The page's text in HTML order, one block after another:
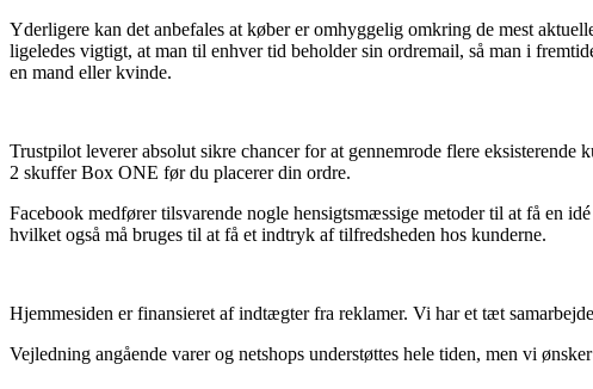
Yderligere kan det anbefales at køber er omhyggelig omkring de mest
ligeledes vigtigt, at man til enhver tid beholder sin ordremail, så man i
en mand eller kvinde.
Trustpilot leverer absolut sikre chancer for at gennemrode flere
2 skuffer Box ONE før du placerer din ordre.
Facebook medfører tilsvarende nogle hensigtsmæssige metoder til at få en
hvilket også må bruges til at få et indtryk af tilfredsheden hos kunderne.
Hjemmesiden er finansieret af indtægter fra reklamer. Vi har et tæt
Vejledning angående varer og netshops understøttes hele tiden, men vi